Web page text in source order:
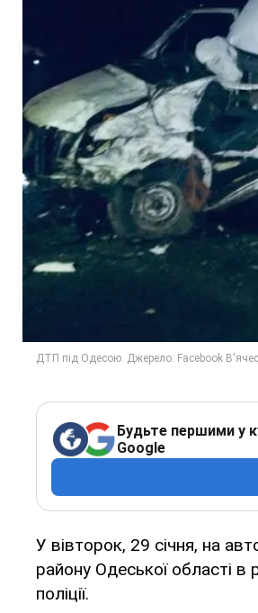
Будьте першими у
Google
У вівторок, 29 січня, на
району Одеської області в
поліції.